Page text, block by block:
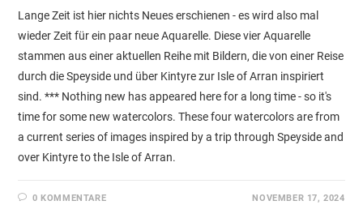
Lange Zeit ist hier nichts Neues erschienen - es wird also mal
wieder Zeit für ein paar neue Aquarelle. Diese vier Aquarelle
stammen aus einer aktuellen Reihe mit Bildern, die von einer Reise
durch die Speyside und über Kintyre zur Isle of Arran inspiriert
sind. *** Nothing new has appeared here for a long time - so it's
time for some new watercolors. These four watercolors are from
a current series of images inspired by a trip through Speyside and
over Kintyre to the Isle of Arran.
0 KOMMENTARE NOVEMBER 17, 2024